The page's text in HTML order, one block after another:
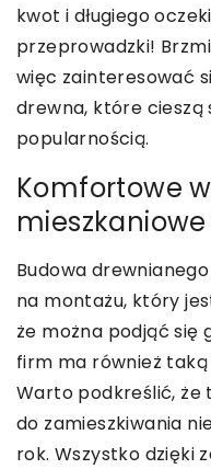
kwot i długiego
przeprowadzki!
więc zainteresować
drewna, które cieszą
popularnością.
Komfortowe
mieszkaniowe
Budowa
na montażu, który
że można podjąć się
firm ma również taką
Warto podkreślić, że
do zamieszkiwania
rok. Wszystko dzięki